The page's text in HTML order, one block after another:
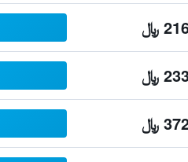
﷼
﷼
﷼